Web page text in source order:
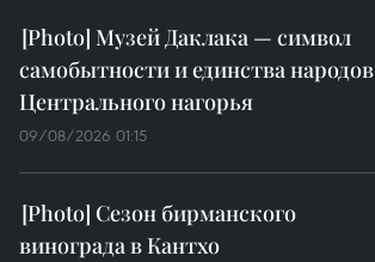
Музей Даклака — символ
самобытности и единства народов
Центрального нагорья
09/08/2026 01:15
Сезон бирманского
винограда в Кантхо